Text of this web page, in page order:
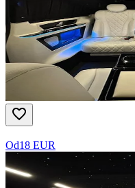
Od18 EUR